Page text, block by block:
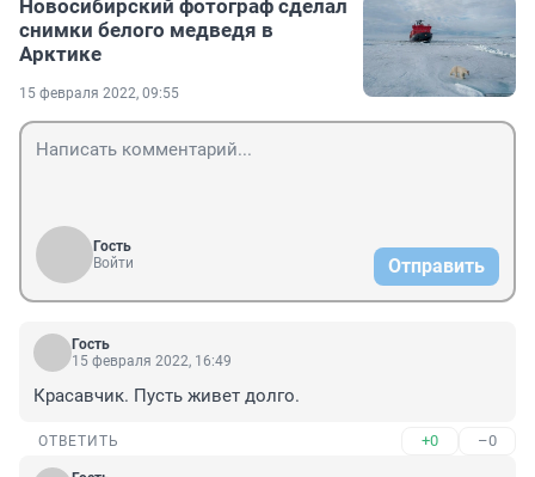
Новосибирский фотограф сделал
снимки белого медведя в
Арктике
15 февраля 2022, 09:55
Гость
Войти
Отправить
Гость
15 февраля 2022, 16:49
Красавчик. Пусть живет долго.
ОТВЕТИТЬ +0 –0